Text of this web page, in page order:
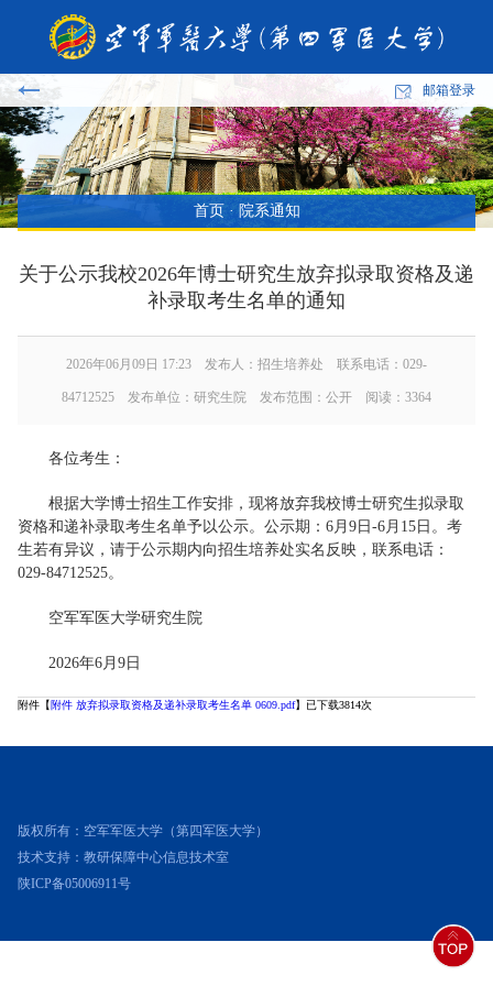
邮箱登录
首页 · 院系通知
关于公示我校2026年博士研究生放弃拟录取资格及递
补录取考生名单的通知
2026年06月09日 17:23 发布人：招生培养处 联系电话：029-
84712525 发布单位：研究生院 发布范围：公开 阅读： 3364
各位考生：
根据大学博士招生工作安排，现将放弃我校博士研究生拟录取
资格和递补录取考生名单予以公示。公示期：6月9日-6月15日。考
生若有异议，请于公示期内向招生培养处实名反映，联系电话：
029-84712525。
空军军医大学研究生院
2026年6月9日
附件【附件 放弃拟录取资格及递补录取考生名单 0609.pdf】已下载3814次
版权所有：空军军医大学（第四军医大学）
技术支持：教研保障中心信息技术室
陕ICP备05006911号